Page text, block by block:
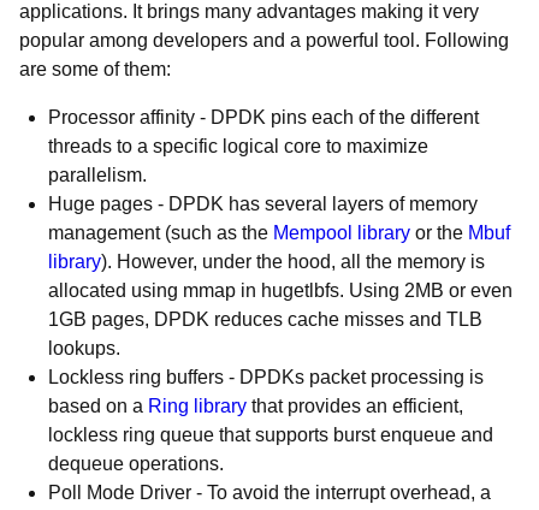
applications. It brings many advantages making it very
popular among developers and a powerful tool. Following
are some of them:
Processor affinity - DPDK pins each of the different
threads to a specific logical core to maximize
parallelism.
Huge pages - DPDK has several layers of memory
management (such as the Mempool library or the Mbuf
library). However, under the hood, all the memory is
allocated using mmap in hugetlbfs. Using 2MB or even
1GB pages, DPDK reduces cache misses and TLB
lookups.
Lockless ring buffers - DPDKs packet processing is
based on a Ring library that provides an efficient,
lockless ring queue that supports burst enqueue and
dequeue operations.
Poll Mode Driver - To avoid the interrupt overhead, a